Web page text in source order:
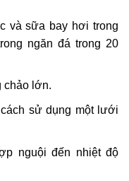
và sữa bay hơi trong
ngăn đá trong 20
chảo lớn.
sử dụng một lưới
nguội đến nhiệt độ